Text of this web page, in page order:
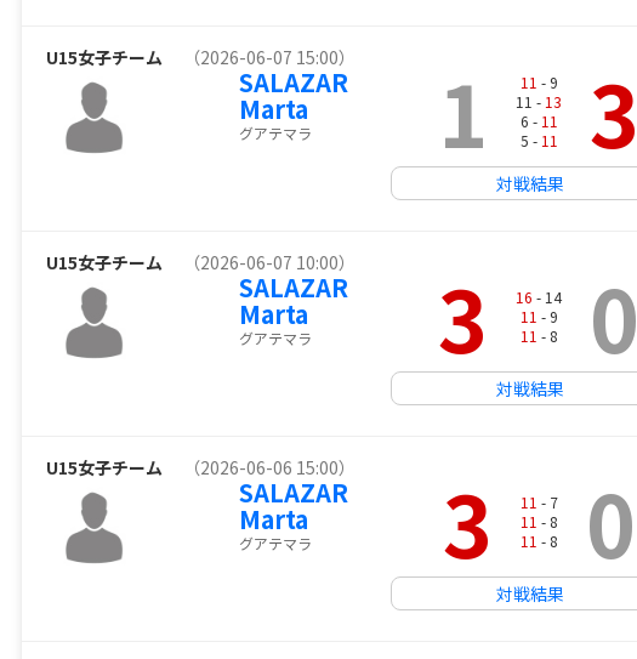
U15女子チーム （2026-06-07 15:00）
SALAZAR
Marta
グアテマラ 1 11 - 9
11 - 13
6 - 11
5 - 11 3
対戦結果
U15女子チーム （2026-06-07 10:00）
SALAZAR
Marta
グアテマラ 3 16 - 14
11 - 9
11 - 8 0
対戦結果
U15女子チーム （2026-06-06 15:00）
SALAZAR
Marta
グアテマラ 3 11 - 7
11 - 8
11 - 8 0
対戦結果